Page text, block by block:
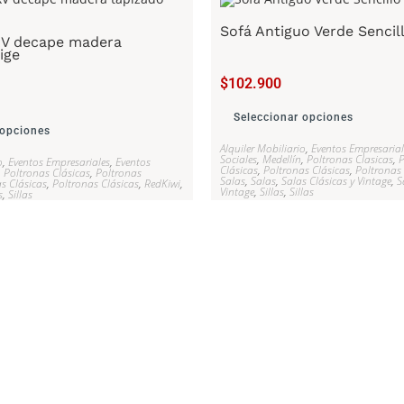
decape madera
, Eventos Empresariales, Eventos
Poltronas Clásicas, Poltronas
Clásicas, Poltronas Clásicas, RedKiwi,
, Sillas
Sofá Antiguo Verde
$102.900
Seleccionar opciones
Alquiler Mobiliario, Eventos
Sociales, Medellín,Poltronas Clasicas,
Clásicas, Poltronas Clásicas, Poltronas
Salas, Salas, Salas Clásicas y Vintage,
Vintage, Sillas, Sillas